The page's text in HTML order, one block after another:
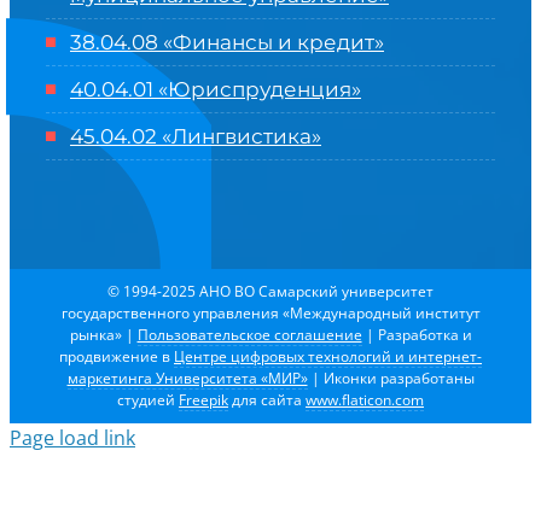
38.04.08 «Финансы и кредит»
40.04.01 «Юриспруденция»
45.04.02 «Лингвистика»
© 1994-2025 АНО ВО Самарский университет
государственного управления «Международный институт
рынка» | Пользовательское соглашение | Разработка и
продвижение в Центре цифровых технологий и интернет-
маркетинга Университета «МИР»| Иконки разработаны
студией Freepikдля сайта www.flaticon.com
Page load link